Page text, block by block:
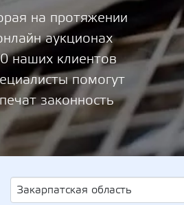
на протяжении
аукционах
клиентов
помогут
законность
Закарпатская область